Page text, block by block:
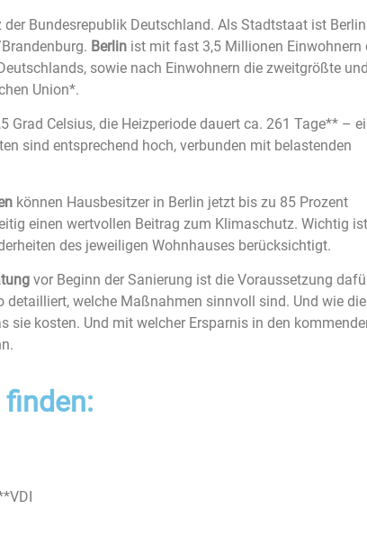
Bundesrepublik Deutschland. Als Stadtstaat ist
Berlin ist mit fast 3,5 Millionen Einwohnern
sowie nach Einwohnern die zweitgrößte und
Union*.
Grad Celsius, die Heizperiode dauert ca. 261 Tage** –
sind entsprechend hoch, verbunden mit belastenden
können Hausbesitzer in Berlin jetzt bis zu 85 Prozent
einen wertvollen Beitrag zum Klimaschutz. Wichtig ist
des jeweiligen Wohnhauses berücksichtigt.
vor Beginn der Sanierung ist die Voraussetzung
detailliert, welche Maßnahmen sinnvoll sind. Und wie die
kosten. Und mit welcher Ersparnis in den